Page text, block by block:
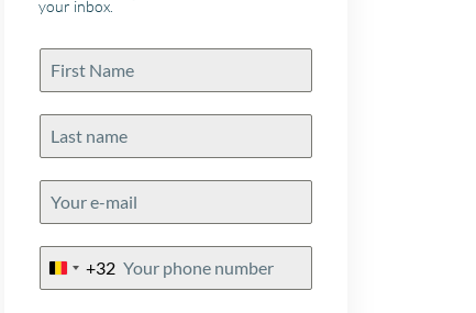
your inbox.
Belgium
+32